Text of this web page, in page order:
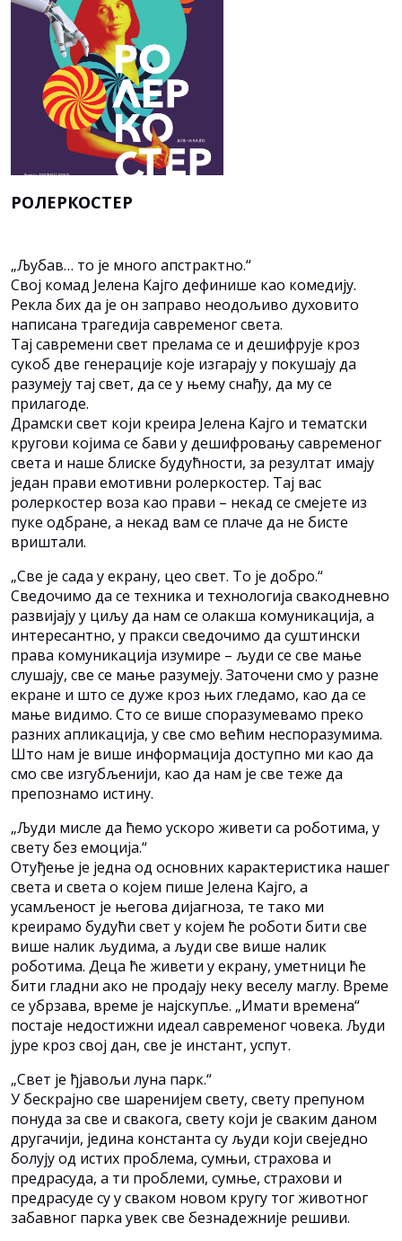
РОЛЕРКОСТЕР
„Љубав… то је много апстрактно.“
Свој комад Јелена Kајго дефинише као комедију.
Рекла бих да је он заправо неодољиво духовито
написана трагедија савременог света.
Тај савремени свет прелама се и дешифрује кроз
сукоб две генерације које изгарају у покушају да
разумеју тај свет, да се у њему снађу, да му се
прилагоде.
Драмски свет који креира Јелена Kајго и тематски
кругови којима се бави у дешифровању савременог
света и наше блиске будућности, за резултат имају
један прави емотивни ролеркостер. Тај вас
ролеркостер воза као прави – некад се смејете из
пуке одбране, а некад вам се плаче да не бисте
вриштали.
„Све је сада у екрану, цео свет. То је добро.“
Сведочимо да се техника и технологија свакодневно
развијају у циљу да нам се олакша комуникација, а
интересантно, у пракси сведочимо да суштински
права комуникација изумире – људи се све мање
слушају, све се мање разумеју. Заточени смо у разне
екране и што се дуже кроз њих гледамо, као да се
мање видимо. Сто се више споразумевамо преко
разних апликација, у све смо већим неспоразумима.
Што нам је више информација доступно ми као да
смо све изгубљенији, као да нам је све теже да
препознамо истину.
„Људи мисле да ћемо ускоро живети са роботима, у
свету без емоција.“
Отуђење је једна од основних карактеристика нашег
света и света о којем пише Јелена Kајго, а
усамљеност је његова дијагноза, те тако ми
креирамо будући свет у којем ће роботи бити све
више налик људима, а људи све више налик
роботима. Деца ће живети у екрану, уметници ће
бити гладни ако не продају неку веселу маглу. Време
се убрзава, време је најскупље. „Имати времена“
постаје недостижни идеал савременог човека. Људи
јуре кроз свој дан, све је инстант, успут.
„Свет је ђјавољи луна парк.“
У бескрајно све шаренијем свету, свету препуном
понуда за све и свакога, свету који је сваким даном
другачији, једина константа су људи који свеједно
болују од истих проблема, сумњи, страхова и
предрасуда, а ти проблеми, сумње, страхови и
предрасуде су у сваком новом кругу тог животног
забавног парка увек све безнадежније решиви.